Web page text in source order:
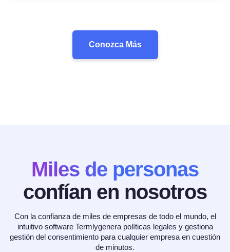
Conozca Más
Miles de personas
confían en nosotros
Con la confianza de miles de empresas de todo el mundo, el
intuitivo software Termlygenera políticas legales y gestiona
gestión del consentimiento para cualquier empresa en cuestión
de minutos.